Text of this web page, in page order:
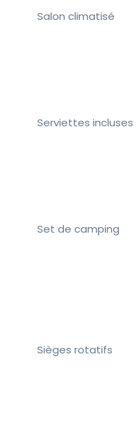
Salon climatisé
Serviettes incluses
Set de camping
Sièges rotatifs